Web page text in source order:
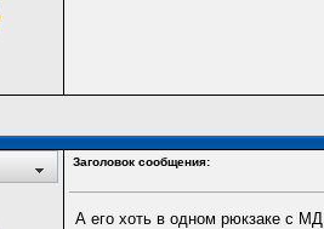
Заголовок сообщения:
А его хоть в одном рюкзаке с